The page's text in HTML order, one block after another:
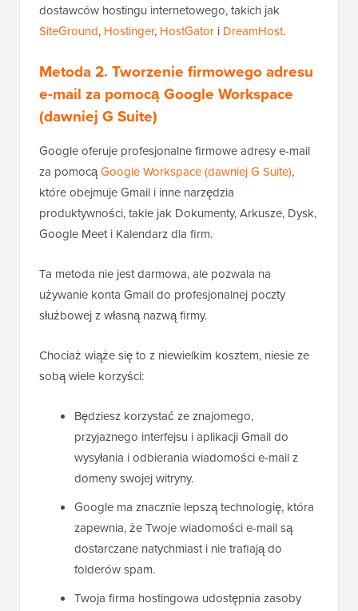
dostawców hostingu internetowego, takich jak
SiteGround, Hostinger, HostGator i DreamHost.
Metoda 2. Tworzenie firmowego adresu
e-mail za pomocą Google Workspace
(dawniej G Suite)
Google oferuje profesjonalne firmowe adresy e-mail
za pomocąGoogle Workspace (dawniej G Suite),
które obejmuje Gmail i inne narzędzia
produktywności, takie jak Dokumenty, Arkusze, Dysk,
Google Meet i Kalendarz dla firm.
Ta metoda nie jest darmowa, ale pozwala na
używanie konta Gmail do profesjonalnej poczty
służbowej z własną nazwą firmy.
Chociaż wiąże się to z niewielkim kosztem, niesie ze
sobą wiele korzyści:
Będziesz korzystać ze znajomego,
przyjaznego interfejsu i aplikacji Gmail do
wysyłania i odbierania wiadomości e-mail z
domeny swojej witryny.
Google ma znacznie lepszą technologię, która
zapewnia, że Twoje wiadomości e-mail są
dostarczane natychmiast i nie trafiają do
folderów spam.
Twoja firma hostingowa udostępnia zasoby